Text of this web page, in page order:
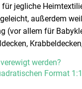
jegliche
außerdem
(vor allem für
werden?
Format